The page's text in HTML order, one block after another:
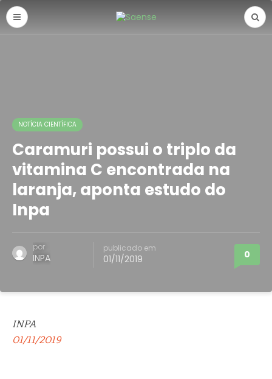
NOTÍCIA CIENTÍFICA
Caramuri possui o triplo da
vitamina C encontrada na
laranja, aponta estudo do
Inpa
por
INPA
publicado em
01/11/2019 0
INPA
01/11/2019